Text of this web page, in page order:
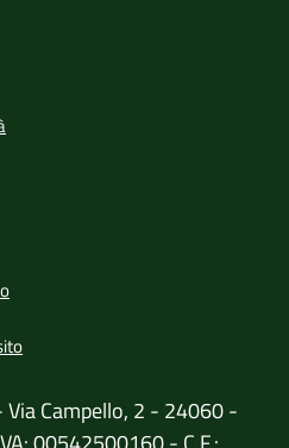
Via Campello, 2 - 24060 -